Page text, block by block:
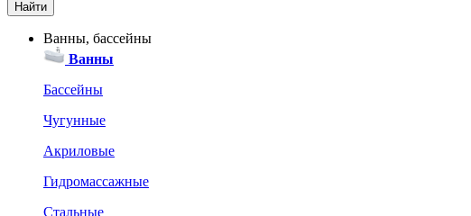
Ванны, бассейны
Ванны
Бассейны
Чугунные
Акриловые
Гидромассажные
Стальные